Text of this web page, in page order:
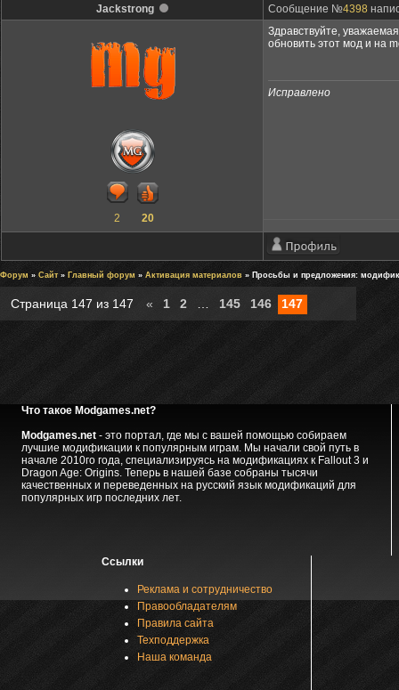
Jackstrong Сообщение №4398
2 20
Здравствуйте,
обновить этот мод и на
Исправлено
Форум » Сайт» Главный форум » Активация материалов » Просьбы и предложения:
Страница 147 из 147 « 1 2 145 146 147
Что такое Modgames.net?
Modgames.net- это портал, где мы с вашей помощью собираем
лучшие модификации к популярным играм. Мы начали свой путь в
начале 2010го года, специализируясь на модификациях к Fallout 3 и
Dragon Age: Origins. Теперь в нашей базе собраны тысячи
качественных и переведенных на русский язык модификаций для
популярных игр последних лет.
Ссылки
Реклама и сотрудничество
Правообладателям
Правила сайта
Техподдержка
Наша команда